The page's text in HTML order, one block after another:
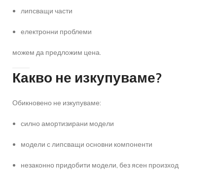
липсващи части
електронни проблеми
можем да предложим цена.
Какво не изкупуваме?
Обикновено не изкупуваме:
силно амортизирани модели
модели с липсващи основни компоненти
незаконно придобити модели, без ясен произход